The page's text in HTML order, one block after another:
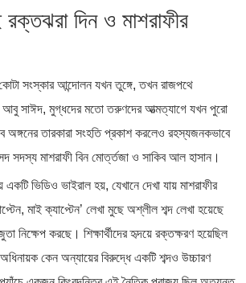
দিন ও মাশরাফীর
সংস্কার আন্দোলন যখন তুঙ্গে, তখন রাজপথে
আবু সাঈদ, মুগ্ধদের মতো তরুণদের আত্মত্যাগে যখন পুরো
তারকারা সংহতি প্রকাশ করলেও রহস্যজনকভাবে
সদস্য মাশরাফী বিন মোর্ত্তজা ও সাকিব আল হাসান।
ভিডিও ভাইরাল হয়, যেখানে দেখা যায় মাশরাফীর
মাই ক্যাপ্টেন’ লেখা মুছে অশ্লীল শব্দ লেখা হয়েছে
নিক্ষেপ করছে। শিক্ষার্থীদের হৃদয়ে রক্তক্ষরণ হয়েছিল
কেন অন্যায়ের বিরুদ্ধে একটি শব্দও উচ্চারণ